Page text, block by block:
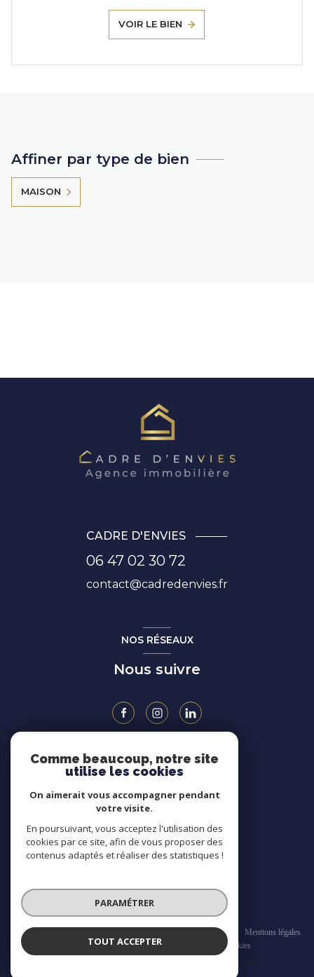
VOIR LE BIEN
Affiner par type de bien
MAISON
CADRE D'ENVIES
06 47 02 30 72
contact@cadredenvies.fr
NOS RÉSEAUX
Nous suivre
ADHÉRENTS
© 2026 | Tous droits réservés
Mentions légales
Admin
Politique RGPD Cookies
Comme beaucoup, notre site
utilise les cookies
On aimerait vous accompagner pendant
votre visite.
En poursuivant, vous acceptez l'utilisation des
cookies par ce site, afin de vous proposer des
contenus adaptés et réaliser des statistiques !
PARAMÉTRER
TOUT ACCEPTER